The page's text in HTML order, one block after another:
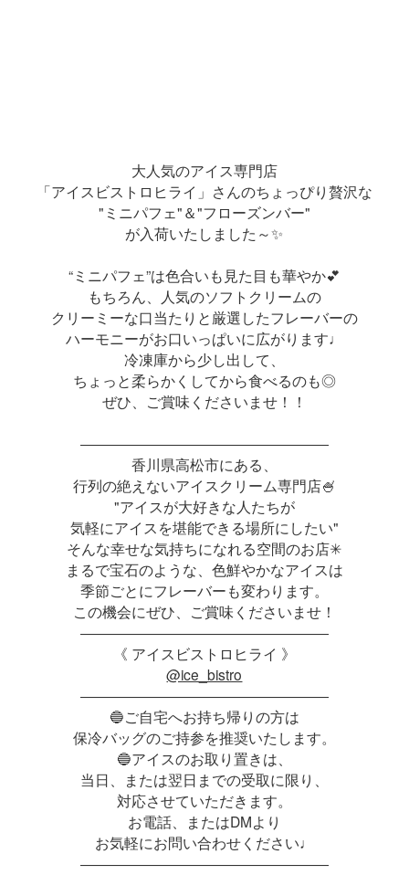
大人気のアイス専門店
「アイスビストロヒライ」さんのちょっぴり贅沢な
"ミニパフェ"＆"フローズンバー"
が入荷いたしました～✨
“ミニパフェ”は色合いも見た目も華やか💕
もちろん、人気のソフトクリームの
クリーミーな口当たりと厳選したフレーバーの
ハーモニーがお口いっぱいに広がります♩
冷凍庫から少し出して、
ちょっと柔らかくしてから食べるのも◎
ぜひ、ご賞味くださいませ！！
―――――――――――――――――
香川県高松市にある、
行列の絶えないアイスクリーム専門店🍧
"アイスが大好きな人たちが
気軽にアイスを堪能できる場所にしたい"
そんな幸せな気持ちになれる空間のお店✳︎
まるで宝石のような、色鮮やかなアイスは
季節ごとにフレーバーも変わります。
この機会にぜひ、ご賞味くださいませ！
―――――――――――――――――
《 アイスビストロヒライ 》
@ice_bistro
―――――――――――――――――
🔵ご自宅へお持ち帰りの方は
保冷バッグのご持参を推奨いたします。
🔵アイスのお取り置きは、
当日、または翌日までの受取に限り、
対応させていただきます。
お電話、またはDMより
お気軽にお問い合わせください♩
―――――――――――――――――